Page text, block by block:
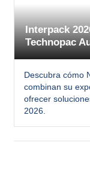
Interpack
Technopac
Descubra cómo
combinan su
ofrecer
2026.